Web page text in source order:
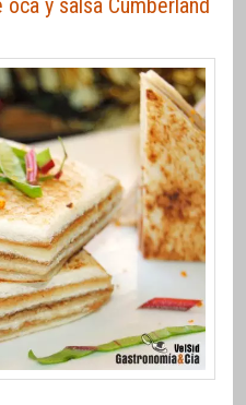
y salsa Cumberland